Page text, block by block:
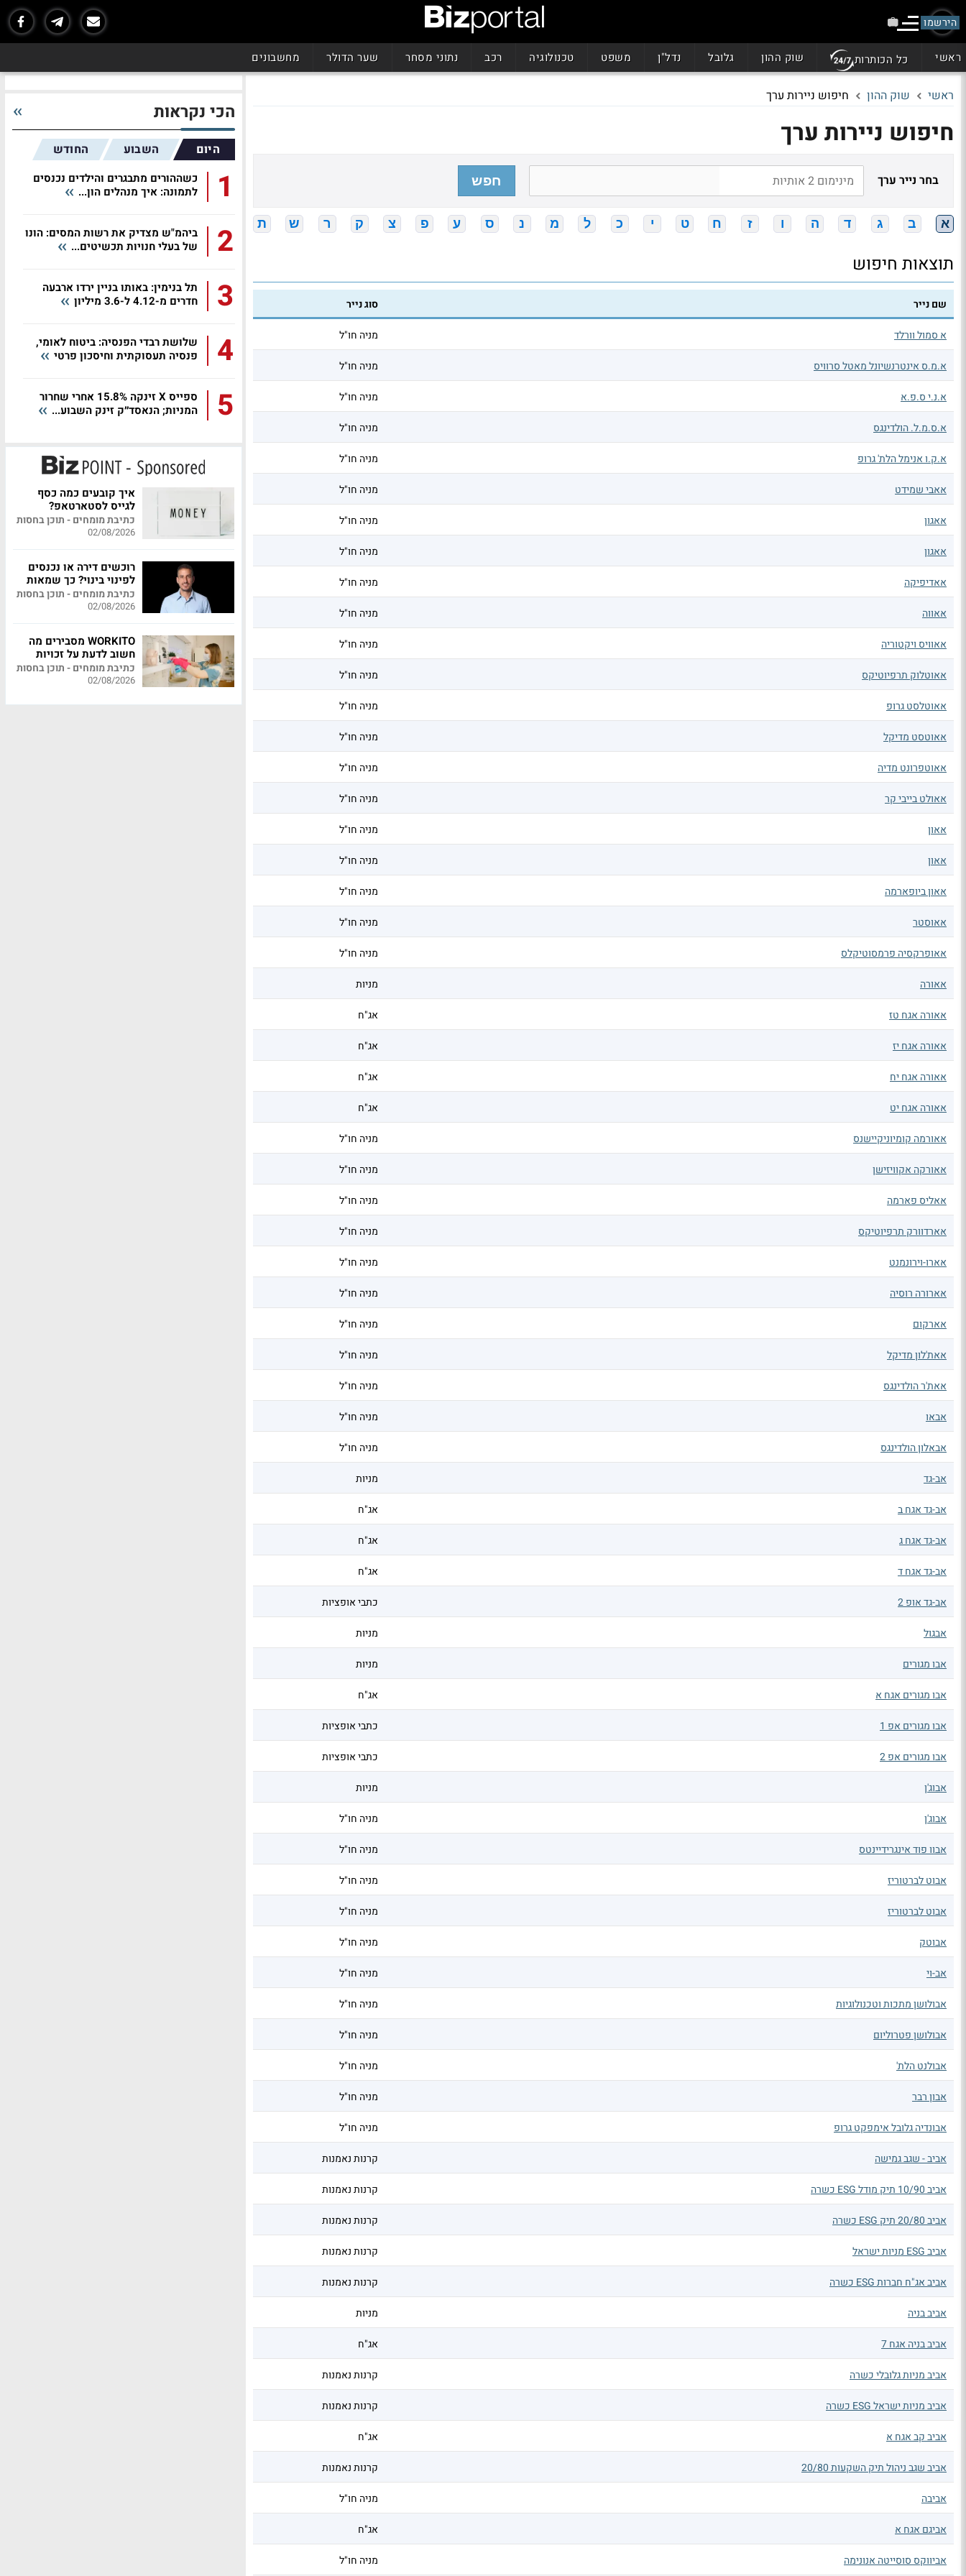
הירשמו
ראשי כל הכותרות שוק ההון גלובל נדל"ן משפט טכנולוגיה רכב נתוני מסחר שער הדולר מחשבונים
ראשי שוק ההון חיפוש ניירות ערך
חיפוש ניירות ערך
בחר נייר ערך חפש
א ב ג ד ה ו ז ח ט י כ ל מ נ ס ע פ צ ק ר ש ת
תוצאות חיפוש
שם נייר סוג נייר
א סמול וורלד מניה חו"ל
א.מ.ס אינטרנשיונל מאטל סרוויס מניה חו"ל
א.נ.י ס.פ.א מניה חו"ל
א.ס.מ.ל. הולדינגס מניה חו"ל
א.ק.ו אנימל הלת' גרופ מניה חו"ל
אאבי שמידט מניה חו"ל
אאגון מניה חו"ל
אאגון מניה חו"ל
אאדיפיקה מניה חו"ל
אאווה מניה חו"ל
אאוויס ויקטוריה מניה חו"ל
אאוטלוק תרפיוטיקס מניה חו"ל
אאוטלסט גרופ מניה חו"ל
אאוטסט מדיקל מניה חו"ל
אאוטפרונט מדיה מניה חו"ל
אאולט בייבי קר מניה חו"ל
אאון מניה חו"ל
אאון מניה חו"ל
אאון ביופארמה מניה חו"ל
אאוסטר מניה חו"ל
אאופרקסיה פרמסוטיקלס מניה חו"ל
אאורה מניות
אאורה אגח טז אג"ח
אאורה אגח יז אג"ח
אאורה אגח יח אג"ח
אאורה אגח יט אג"ח
אאורמה קומיוניקיישנס מניה חו"ל
אאורקה אקוויזישן מניה חו"ל
אאליס פארמה מניה חו"ל
אארדוורק תרפיוטיקס מניה חו"ל
אארו-וירונמנט מניה חו"ל
אארורה רוסיה מניה חו"ל
אארקום מניה חו"ל
אאת'לון מדיקל מניה חו"ל
אאת'ר הולדינגס מניה חו"ל
אבאו מניה חו"ל
אבאלון הולדינגס מניה חו"ל
אב-גד מניות
אב-גד אגח ב אג"ח
אב-גד אגח ג אג"ח
אב-גד אגח ד אג"ח
אב-גד אופ 2 כתבי אופציות
אבגול מניות
אבו מגורים מניות
אבו מגורים אגח א אג"ח
אבו מגורים אפ 1 כתבי אופציות
אבו מגורים אפ 2 כתבי אופציות
אבוג'ן מניות
אבוג'ן מניה חו"ל
אבוו פוד אינגרידיינטס מניה חו"ל
אבוט לברטוריז מניה חו"ל
אבוט לברטוריז מניה חו"ל
אבוטק מניה חו"ל
אב-וי מניה חו"ל
אבולושן מתכות וטכנולוגיות מניה חו"ל
אבולושן פטרוליום מניה חו"ל
אבולנט הלת' מניה חו"ל
אבון רבר מניה חו"ל
אבונדיה גלובל אימפקט גרופ מניה חו"ל
אביב - שגב גמישה קרנות נאמנות
אביב 10/90 תיק מודל ESG כשרה קרנות נאמנות
אביב 20/80 תיק ESG כשרה קרנות נאמנות
אביב ESG מניות ישראל קרנות נאמנות
אביב אג"ח חברות ESG כשרה קרנות נאמנות
אביב בניה מניות
אביב בניה אגח 7 אג"ח
אביב מניות גלובלי כשרה קרנות נאמנות
אביב מניות ישראל ESG כשרה קרנות נאמנות
אביב קב אגח א אג"ח
אביב שגב ניהול תיק השקעות 20/80 קרנות נאמנות
אביבה מניה חו"ל
אביגם אגח א אג"ח
אביווקס סוסייטה אנונימה מניה חו"ל
הכי נקראות
היום השבוע החודש
1
כשההורים מתבגרים והילדים נכנסים
לתמונה: איך מנהלים הון...
2
ביהמ"ש מצדיק את רשות המסים: הונו
של בעלי חנויות תכשיטים...
3
תל בנימין: באותו בניין ירדו ארבעה
חדרים מ-4.12 ל-3.6 מיליון
4
שלושת רבדי הפנסיה: ביטוח לאומי,
פנסיה תעסוקתית וחיסכון פרטי
5
ספייס X זינקה 15.8% אחרי שחרור
המניות; הנאסד״ק זינק השבוע...
איך קובעים כמה כסף
לגייס לסטארטאפ?
כתיבת מומחים - תוכן בחסות
02/08/2026
רוכשים דירה או נכנסים
לפינוי בינוי? כך שמאות
מקצועית יכולה לחסוך
לכם מאות אלפי שקלים
כתיבת מומחים - תוכן בחסות
02/08/2026
WORKITO מסבירים מה
חשוב לדעת על זכויות
עובדי משק בית
כתיבת מומחים - תוכן בחסות
02/08/2026